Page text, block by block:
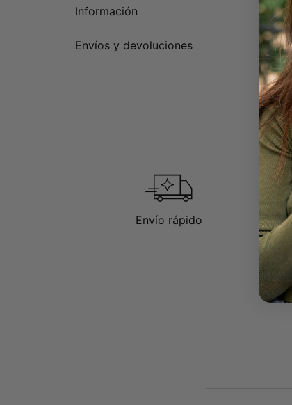
Información
Envíos y devoluciones
Envío rápido